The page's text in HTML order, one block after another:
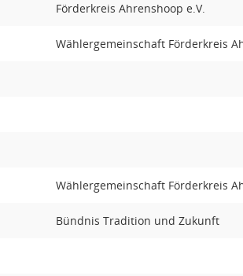
Förderkreis Ahrenshoop e.V.
Wählergemeinschaft Förderkreis
Wählergemeinschaft Förderkreis
Bündnis Tradition und Zukunft